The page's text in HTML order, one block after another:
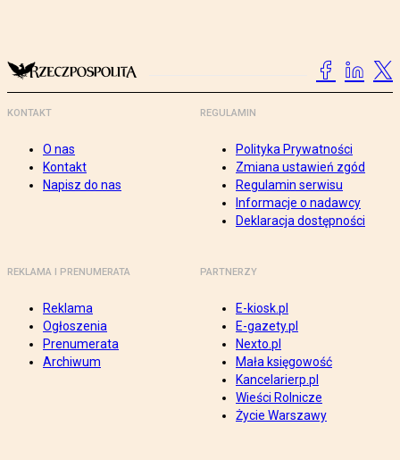
KONTAKT
O nas
Kontakt
Napisz do nas
REGULAMIN
Polityka Prywatności
Zmiana ustawień zgód
Regulamin serwisu
Informacje o nadawcy
Deklaracja dostępności
REKLAMA I PRENUMERATA
Reklama
Ogłoszenia
Prenumerata
Archiwum
PARTNERZY
E-kiosk.pl
E-gazety.pl
Nexto.pl
Mała księgowość
Kancelarierp.pl
Wieści Rolnicze
Życie Warszawy